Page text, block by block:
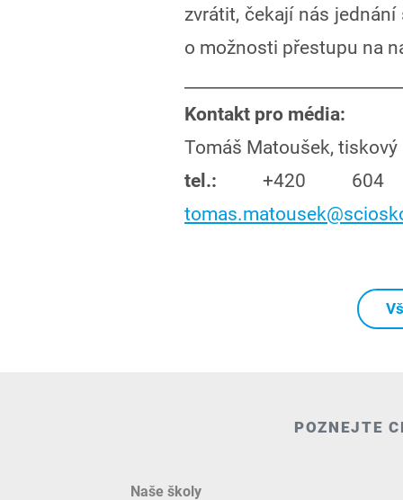
zvrátit, čekají nás
o možnosti přestupu na
Kontakt pro média:
Tomáš Matoušek,
tel.:+420
POZNEJTE
Naše školy